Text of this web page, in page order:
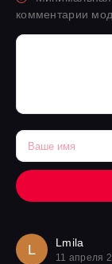
комментарии
L Lmila
11 апреля